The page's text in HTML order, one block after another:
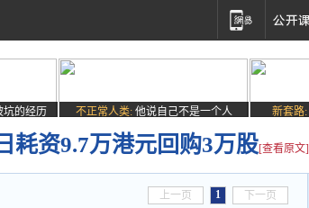
坑的经历 不正常人类: 他说自己不是一个人 新套路:
耗资9.7万港元回购3万股[查看原文]
上一页 1 下一页